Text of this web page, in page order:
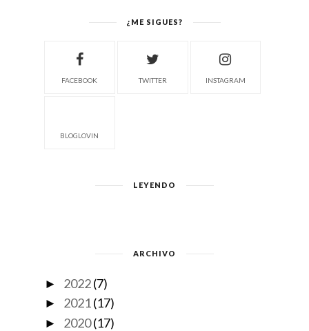
¿ME SIGUES?
FACEBOOK TWITTER INSTAGRAM
BLOGLOVIN
LEYENDO
ARCHIVO
► 2022(7)
► 2021(17)
► 2020(17)